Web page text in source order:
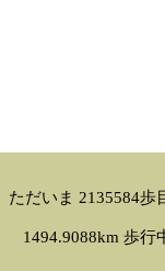
ただいま 2135584歩
1494.9088km 歩行